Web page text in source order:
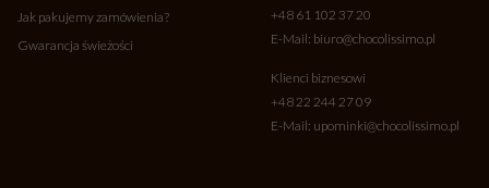
Jak pakujemy zamówienia?
Gwarancja świeżości
+48 61 102 37 20
E-Mail: biuro@chocolissimo.pl
Klienci biznesowi
+48 22 244 27 09
E-Mail: upominki@chocolissimo.pl